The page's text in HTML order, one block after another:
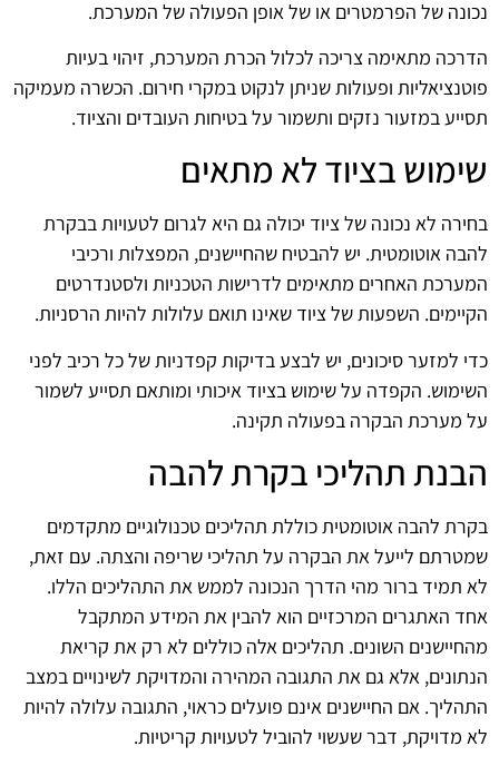
נכונה של הפרמטרים או של אופן הפעולה של המערכת.
הדרכה מתאימה צריכה לכלול הכרת המערכת, זיהוי בעיות
פוטנציאליות ופעולות שניתן לנקוט במקרי חירום. הכשרה מעמיקה
תסייע במזעור נזקים ותשמור על בטיחות העובדים והציוד.
שימוש בציוד לא מתאים
בחירה לא נכונה של ציוד יכולה גם היא לגרום לטעויות בבקרת
להבה אוטומטית. יש להבטיח שהחיישנים, המפצלות ורכיבי
המערכת האחרים מתאימים לדרישות הטכניות ולסטנדרטים
הקיימים. השפעות של ציוד שאינו תואם עלולות להיות הרסניות.
כדי למזער סיכונים, יש לבצע בדיקות קפדניות של כל רכיב לפני
השימוש. הקפדה על שימוש בציוד איכותי ומותאם תסייע לשמור
על מערכת הבקרה בפעולה תקינה.
הבנת תהליכי בקרת להבה
בקרת להבה אוטומטית כוללת תהליכים טכנולוגיים מתקדמים
שמטרתם לייעל את הבקרה על תהליכי שריפה והצתה. עם זאת,
לא תמיד ברור מהי הדרך הנכונה לממש את התהליכים הללו.
אחד האתגרים המרכזיים הוא להבין את המידע המתקבל
מהחיישנים השונים. תהליכים אלה כוללים לא רק את קריאת
הנתונים, אלא גם את התגובה המהירה והמדויקת לשינויים במצב
התהליך. אם החיישנים אינם פועלים כראוי, התגובה עלולה להיות
לא מדויקת, דבר שעשוי להוביל לטעויות קריטיות.